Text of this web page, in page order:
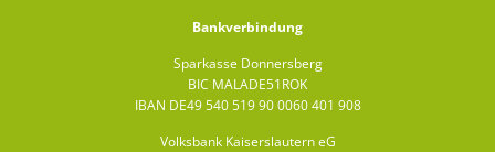
Bankverbindung
Sparkasse Donnersberg
BIC MALADE51ROK
IBAN DE49 540 519 90 0060 401 908
Volksbank Kaiserslautern eG